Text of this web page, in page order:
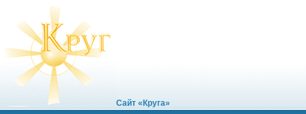
Сайт «Круга»